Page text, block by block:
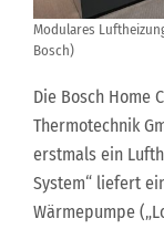
Modulares
Bosch)
Die Bosch Home
Thermotechnik
erstmals ein
System“ liefert
Wärmepumpe